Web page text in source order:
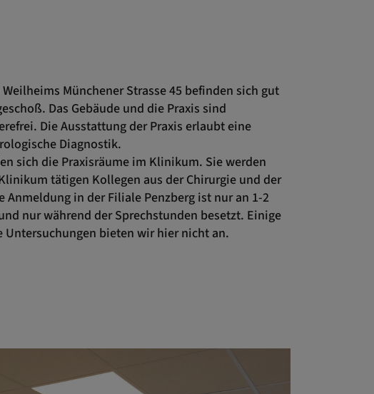
Münchener Strasse 45 befinden sich gut
Das Gebäude und die Praxis sind
Die Ausstattung der Praxis erlaubt eine
Diagnostik.
sich die Praxisräume im Klinikum. Sie werden
tätigen Kollegen aus der Chirurgie und der
Anmeldung in der Filiale Penzberg ist nur an 1-2
nur während der Sprechstunden besetzt. Einige
Untersuchungen bieten wir hier nicht an.